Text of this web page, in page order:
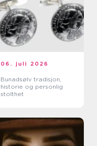
06. juli 2026
Bunadsølv tradisjon,
historie og personlig
stolthet